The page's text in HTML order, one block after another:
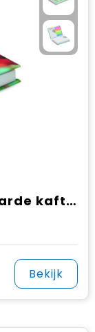
Papieren memo blok met harde kaft (EU‑productie)
Bekijk